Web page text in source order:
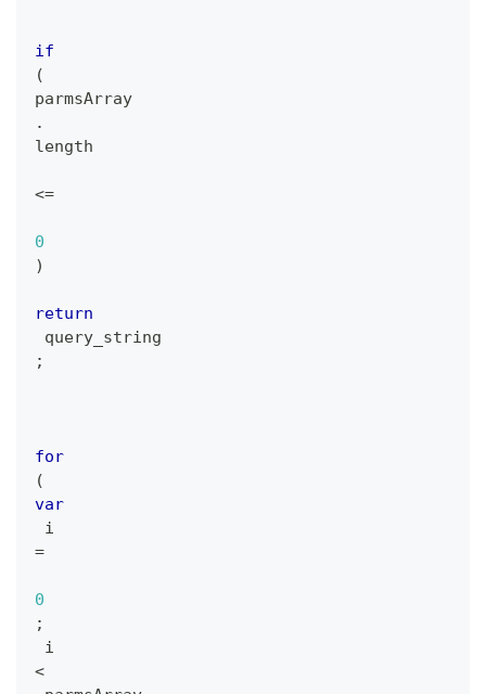
if
(
parmsArray
.
length
<=
0
)
return
query_string
;
for
(
var
i
=
0
;
i
<